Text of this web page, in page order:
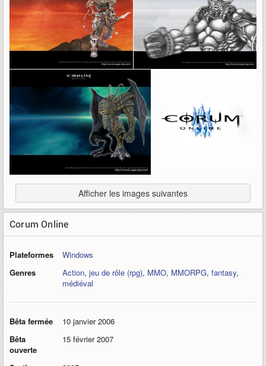
Afficher les images suivantes
Corum Online
Plateformes
Windows
Genres
Action, jeu de rôle (rpg), MMO, MMORPG, fantasy,
médiéval
Bêta fermée
10 janvier 2006
Bêta
ouverte
15 février 2007